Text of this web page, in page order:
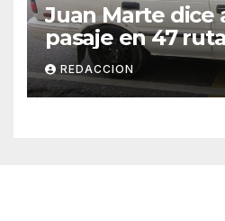
Juan Marte dice
pasaje en 47
mantiene
REDACCION